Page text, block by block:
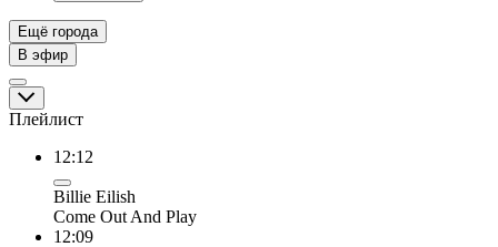
Ещё города
В эфир
Плейлист
12:12
Billie Eilish
Come Out And Play
12:09